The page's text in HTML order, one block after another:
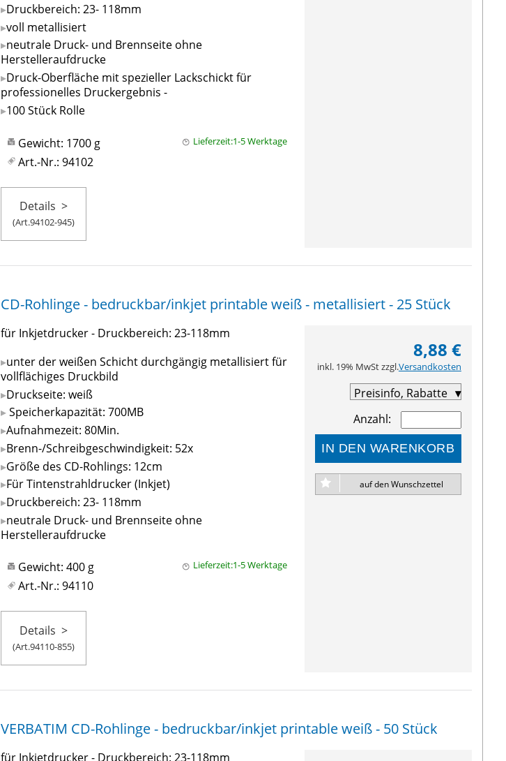
Druckbereich: 23- 118mm
voll metallisiert
neutrale Druck- und Brennseite ohne
Herstelleraufdrucke
Druck-Oberfläche mit spezieller Lackschickt für
professionelles Druckergebnis -
100 Stück Rolle
Gewicht: 1700 g Lieferzeit:1-5 Werktage
Art.-Nr.: 94102
Details >
(Art.94102-945)
CD-Rohlinge - bedruckbar/inkjet printable weiß - metallisiert - 25 Stück
für Inkjetdrucker - Druckbereich: 23-118mm
unter der weißen Schicht durchgängig metallisiert für
vollflächiges Druckbild
Druckseite: weiß
Speicherkapazität: 700MB
Aufnahmezeit: 80Min.
Brenn-/Schreibgeschwindigkeit: 52x
Größe des CD-Rohlings: 12cm
Für Tintenstrahldrucker (Inkjet)
Druckbereich: 23- 118mm
neutrale Druck- und Brennseite ohne
Herstelleraufdrucke
Gewicht: 400 g Lieferzeit:1-5 Werktage
Art.-Nr.: 94110
Details >
(Art.94110-855)
8,88 €
inkl. 19% MwSt zzgl.Versandkosten
Preisinfo, Rabatte
Anzahl:
IN DEN WARENKORB
auf den Wunschzettel
VERBATIM CD-Rohlinge - bedruckbar/inkjet printable weiß - 50 Stück
für Inkjetdrucker - Druckbereich: 23-118mm